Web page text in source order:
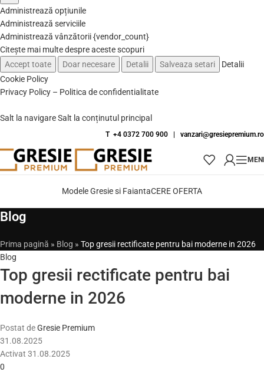
Administrează opțiunile
Administrează serviciile
Administrează vânzătorii {vendor_count}
Citește mai multe despre aceste scopuri
Accept toate
Doar necesare Detalii Salveaza setari
Detalii
Cookie Policy
Privacy Policy – Politica de confidentialitate
Salt la navigareSalt la conținutul principal
T +4 0372 700 900 vanzari@gresiepremium.ro
Modele Gresie si FaiantaCERE OFERTA
Blog
Prima pagină » Blog » Top gresii rectificate pentru bai moderne in 2026
Blog
Top gresii rectificate pentru bai
moderne in 2026
Postat deGresie Premium
31.08.2025
Activat 31.08.2025
0